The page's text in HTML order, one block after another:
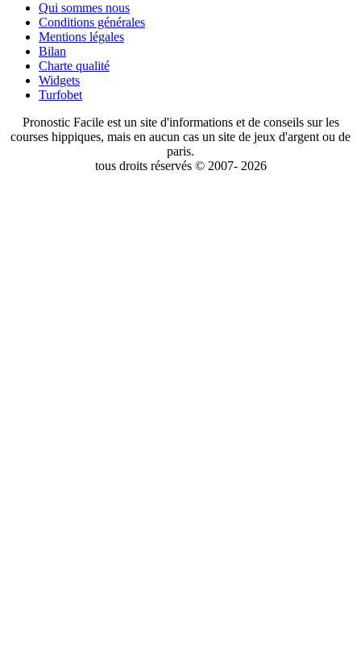
Qui sommes nous
Conditions générales
Mentions légales
Bilan
Charte qualité
Widgets
Turfobet
Pronostic Facile est un site d'informations et de conseils sur les
courses hippiques, mais en aucun cas un site de jeux d'argent ou de
paris.
tous droits réservés © 2007- 2026